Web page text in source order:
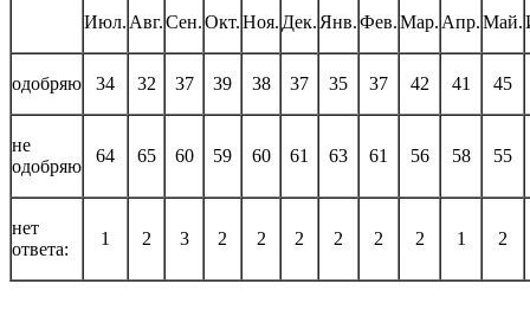
Июл. Авг.Сен.Окт.Ноя. Дек. Янв.Фев.Мар. Апр.Май.
одобряю 34 32 37 39 38 37 35 37 42 41 45
не
одобряю
64 65 60 59 60 61 63 61 56 58 55
нет
ответа:
1 2 3 2 2 2 2 2 2 1 2